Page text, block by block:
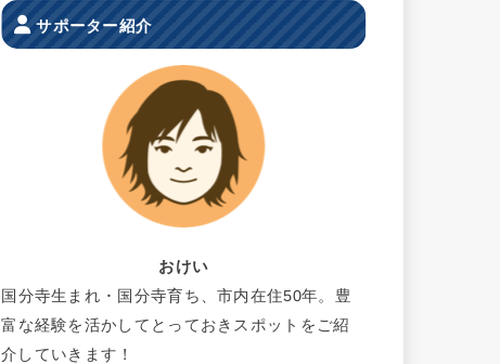
サポーター紹介
おけい
国分寺生まれ・国分寺育ち、市内在住50年。豊
富な経験を活かしてとっておきスポットをご紹
介していきます！